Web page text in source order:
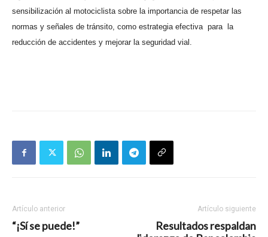
sensibilización al motociclista sobre la importancia de respetar las
normas y señales de tránsito, como estrategia efectiva para
la
reducción de accidentes y mejorar la seguridad vial.
Artículo anterior
“¡Sí se puede!”
Artículo siguiente
Resultados respaldan